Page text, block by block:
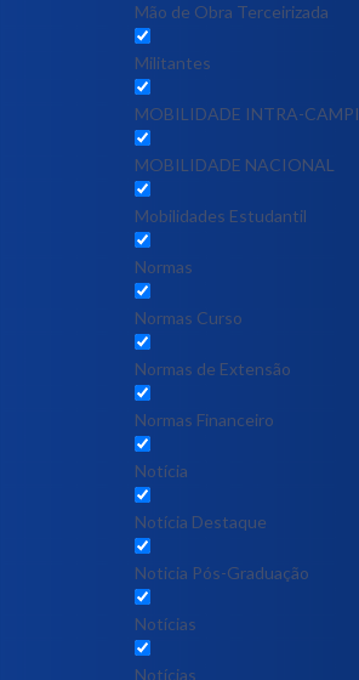
Mão de Obra Terceirizada
Militantes
MOBILIDADE INTRA-CAMPI
MOBILIDADE NACIONAL
Mobilidades Estudantil
Normas
Normas Curso
Normas de Extensão
Normas Financeiro
Notícia
Notícia Destaque
Noticia Pós-Graduação
Notícias
Notícias